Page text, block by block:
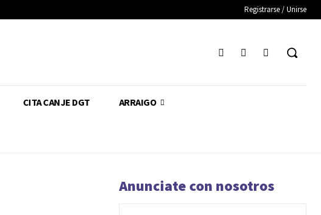
Registrarse / Unirse
CITA CANJE DGT ARRAIGO
Anunciate con nosotros